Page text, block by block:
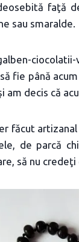
faţă
sau smaralde.
fie până
am decis că
făcut
de parcă
să nu